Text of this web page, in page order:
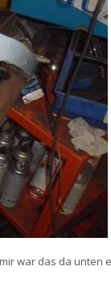
war das da unten